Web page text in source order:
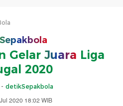
Sepakbola
Gelar Juara Liga
2020
detikSepakbola
2020 18:02 WIB